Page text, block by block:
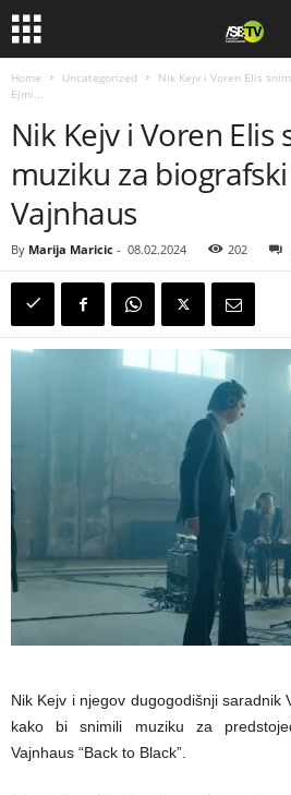
Home Uncategorized
Nik Kejv i Voren Elis
Ejmi...
Nik Kejv i Voren Elis
muziku za
Vajnhaus
By Marija Maricic - 08.02.2024 202
Nik Kejv i njegov dugogodišnji saradnik
kako bi snimili muziku za
Vajnhaus “Back to Black”.